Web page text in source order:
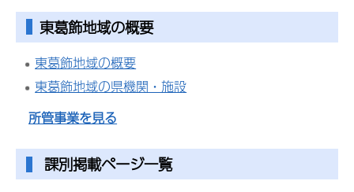
東葛飾地域の概要
東葛飾地域の概要
東葛飾地域の県機関・施設
所管事業を見る
課別掲載ページ一覧